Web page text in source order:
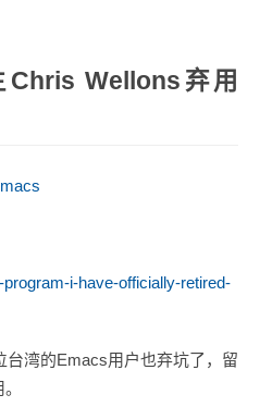
Chris Wellons弃用
i-have-officially-retired-
台湾的Emacs用户也弃坑了，留